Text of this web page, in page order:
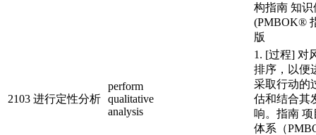
构指南 知识
(PMBOK®
版
2103 进行定性分析
perform
qualitative
analysis
1. [过程] 对
排序，以便
采取行动的
估和结合其
响。指南
体系（